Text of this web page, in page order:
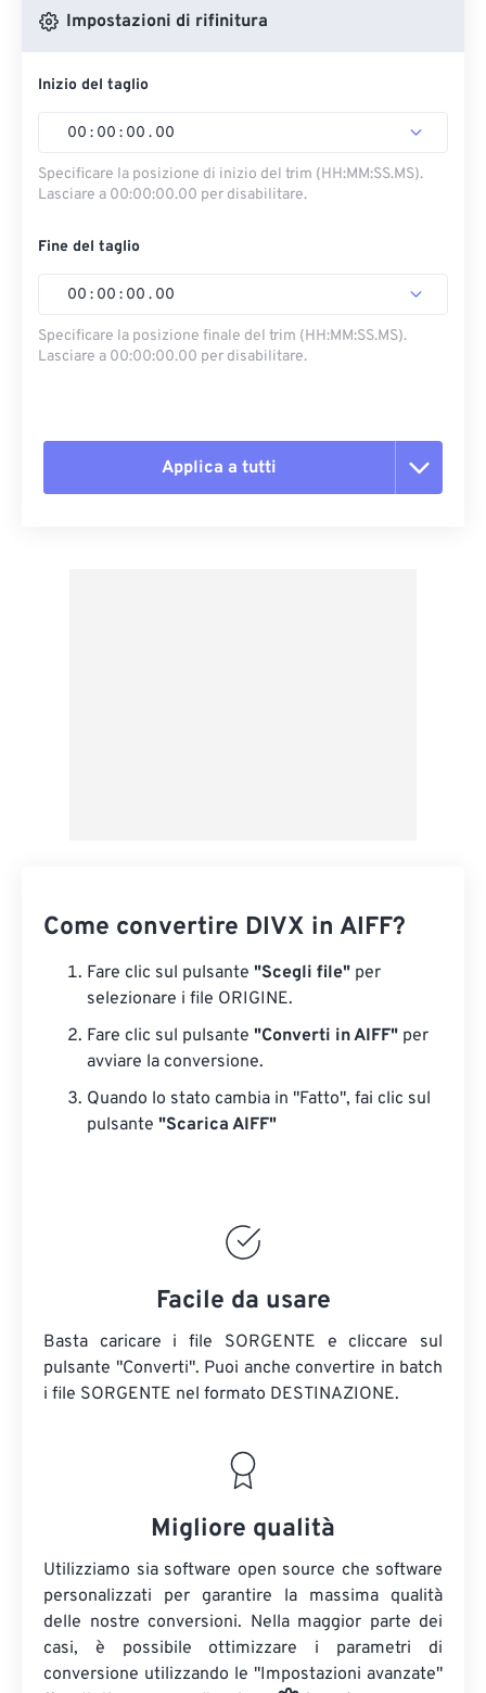
Impostazioni di rifinitura
Inizio del taglio
00 : 00 : 00 . 00
Specificare la posizione di inizio del trim (HH:MM:SS.MS).
Lasciare a 00:00:00.00 per disabilitare.
Fine del taglio
00 : 00 : 00 . 00
Specificare la posizione finale del trim (HH:MM:SS.MS).
Lasciare a 00:00:00.00 per disabilitare.
Applica a tutti
Come convertire DIVX in AIFF?
Fare clic sul pulsante "Scegli file" per
selezionare i file ORIGINE.
Fare clic sul pulsante "Converti in AIFF" per
avviare la conversione.
Quando lo stato cambia in "Fatto", fai clic sul
pulsante "Scarica AIFF"
Facile da usare
Basta caricare i file SORGENTE e cliccare sul
pulsante "Converti". Puoi anche convertire in batch
i file SORGENTE nel formato DESTINAZIONE.
Migliore qualità
Utilizziamo sia software open source che software
personalizzati per garantire la massima qualità
delle nostre conversioni. Nella maggior parte dei
casi, è possibile ottimizzare i parametri di
conversione utilizzando le "Impostazioni avanzate"